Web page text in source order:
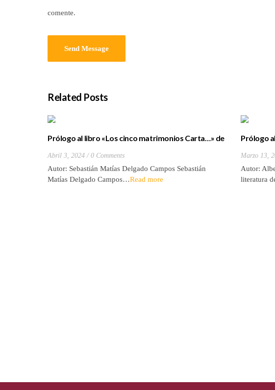
comente.
Related Posts
Prólogo al libro «Los cinco matrimonios Carta…» de
Abril 3, 2024 0 Comments
Autor: Sebastián Matías Delgado Campos Sebastián
Matías Delgado Campos…Read more
Prólogo
Marzo 13,
Autor:
literatura